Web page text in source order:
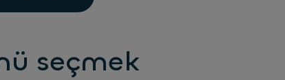
seçmek